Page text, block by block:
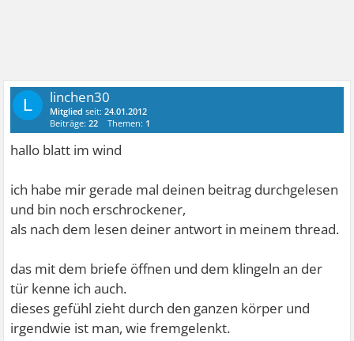
L linchen30
Mitglied seit:24.01.2012
Beiträge:22 Themen: 1
hallo blatt im wind
ich habe mir gerade mal deinen beitrag durchgelesen
und bin noch erschrockener,
als nach dem lesen deiner antwort in meinem thread.
das mit dem briefe öffnen und dem klingeln an der
tür kenne ich auch.
dieses gefühl zieht durch den ganzen körper und
irgendwie ist man, wie fremgelenkt.